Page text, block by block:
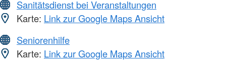
Sanitätsdienst bei Veranstaltungen
Karte: Link zur Google Maps Ansicht
Seniorenhilfe
Karte: Link zur Google Maps Ansicht